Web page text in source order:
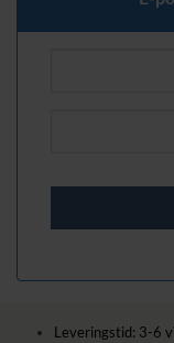
Leveringstid: 3-6